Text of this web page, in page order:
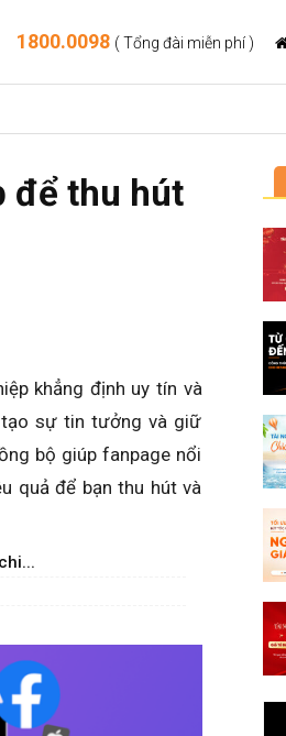
1800.0098 ( Tổng đài miễn phí )
để thu hút
khẳng định uy tín và
sự tin tưởng và giữ
bộ giúp fanpage nổi
quả để bạn thu hút và